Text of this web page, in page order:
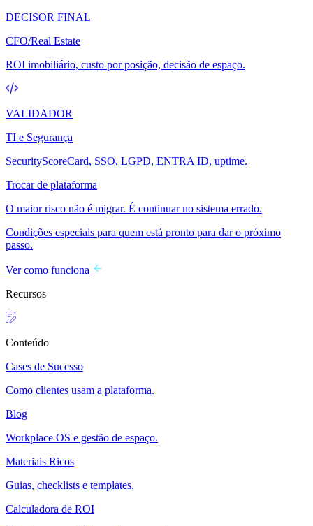
DECISOR FINAL
CFO/Real Estate
ROI imobiliário, custo por posição, decisão de espaço.
VALIDADOR
TI e Segurança
SecurityScoreCard, SSO, LGPD, ENTRA ID, uptime.
Trocar de plataforma
O maior risco não é migrar. É continuar no sistema errado.
Condições especiais para quem está pronto para dar o próximo
passo.
Ver como funciona
Recursos
Conteúdo
Cases de Sucesso
Como clientes usam a plataforma.
Blog
Workplace OS e gestão de espaço.
Materiais Ricos
Guias, checklists e templates.
Calculadora de ROI